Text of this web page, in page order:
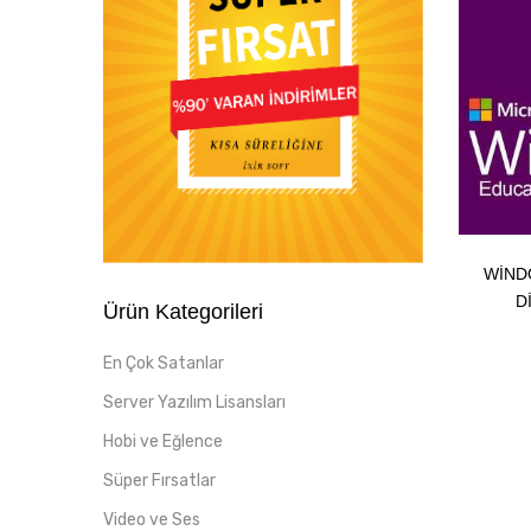
Ürün Kategorileri
En Çok Satanlar
Server Yazılım Lisansları
Hobi ve Eğlence
Süper Fırsatlar
Video ve Ses